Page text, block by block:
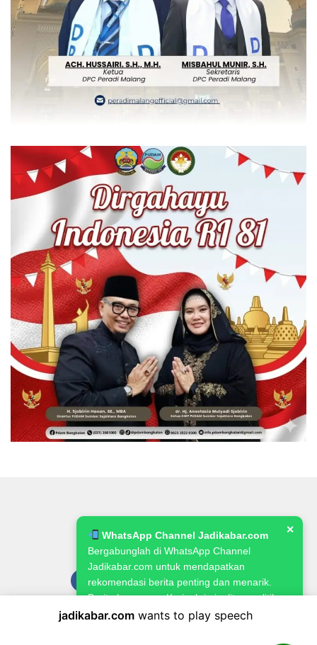
Pedoman Media Siber Kode Etik Jurnalistik
jadikabar.com wants to play speech
WhatsApp Channel Jadikabar.com
Bergabunglah di WhatsApp Channel
Jadikabar.com untuk mendapatkan
rekomendasi berita penting dan menarik.
Berita Lowongan Kerja, kriminalitas, politik,
pemerintahan, pertanian & ketahanan
✕